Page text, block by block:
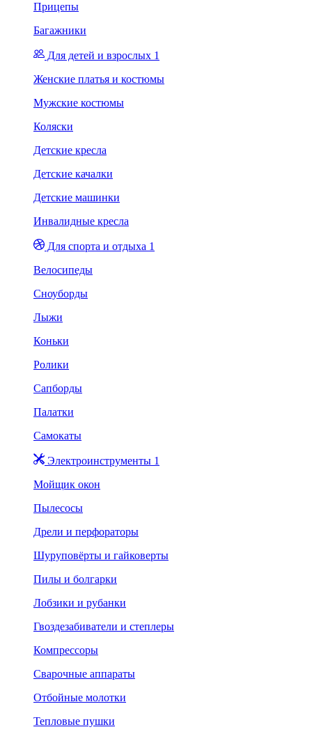
Прицепы
Багажники
Для детей и взрослых 1
Женские платья и костюмы
Мужские костюмы
Коляски
Детские кресла
Детские качалки
Детские машинки
Инвалидные кресла
Для спорта и отдыха 1
Велосипеды
Сноуборды
Лыжи
Коньки
Ролики
Сапборды
Палатки
Самокаты
Электроинструменты 1
Мойщик окон
Пылесосы
Дрели и перфораторы
Шуруповёрты и гайковерты
Пилы и болгарки
Лобзики и рубанки
Гвоздезабиватели и степлеры
Компрессоры
Сварочные аппараты
Отбойные молотки
Тепловые пушки